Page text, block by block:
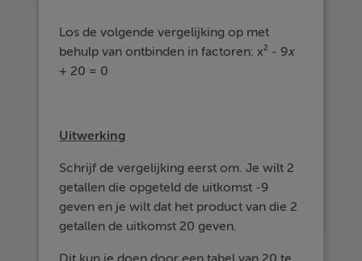
Los de volgende vergelijking op met
behulp van ontbinden in factoren: x² - 9x
+ 20 = 0
Uitwerking
Schrijf de vergelijking eerst om. Je wilt 2
getallen die opgeteld de uitkomst -9
geven en je wilt dat het product van die 2
getallen de uitkomst 20 geven.